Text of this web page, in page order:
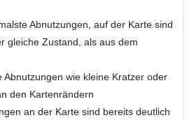
Abnutzungen, auf der Karte sind
gleiche Zustand, als aus dem
Abnutzungen wie kleine Kratzer oder
den Kartenrändern
an der Karte sind bereits deutlich